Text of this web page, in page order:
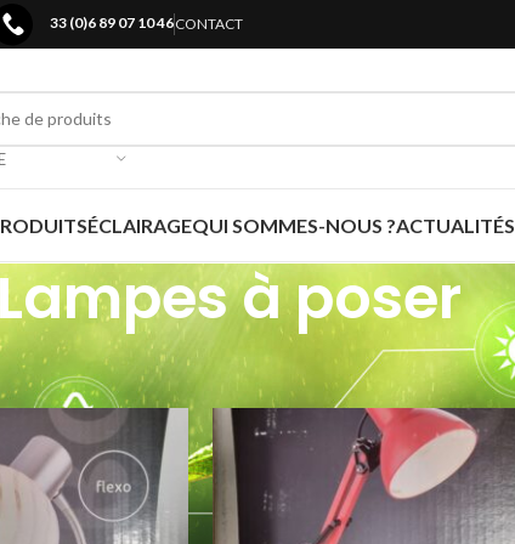
33 (0)6 89 07 10 46CONTACT
ÉCLAIRAGEQUI SOMMES-NOUS ?ACTUALITÉS
à poser
Luminaires Lampes à poser Voir